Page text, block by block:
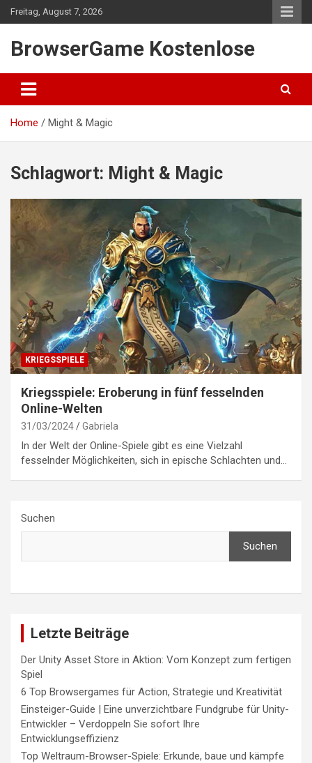
Skip
to
Freitag, August 7, 2026
BrowserGame Kostenlose
Home Might & Magic
Schlagwort: Might & Magic
KRIEGSSPIELE
Kriegsspiele: Eroberung in fünf fesselnden
Online-Welten
31/03/2024 Gabriela
In der Welt der Online-Spiele gibt es eine Vielzahl
fesselnder Möglichkeiten, sich in epische Schlachten und…
Suchen
Suchen
Letzte Beiträge
Der Unity Asset Store in Aktion: Vom Konzept zum fertigen
Spiel
6 Top Browsergames für Action, Strategie und Kreativität
Einsteiger-Guide | Eine unverzichtbare Fundgrube für Unity-
Entwickler – Verdoppeln Sie sofort Ihre
Entwicklungseffizienz
Top Weltraum-Browser-Spiele: Erkunde, baue und kämpfe